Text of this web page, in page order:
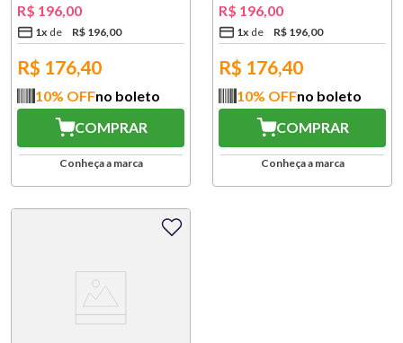
R$ 196 00
1x R$ 196 00
R$ 176,40
10% OFFno boleto
COMPRAR
Conheça a marca
R$ 196 00
1x R$ 196 00
R$ 176,40
10% OFFno boleto
COMPRAR
Conheça a marca